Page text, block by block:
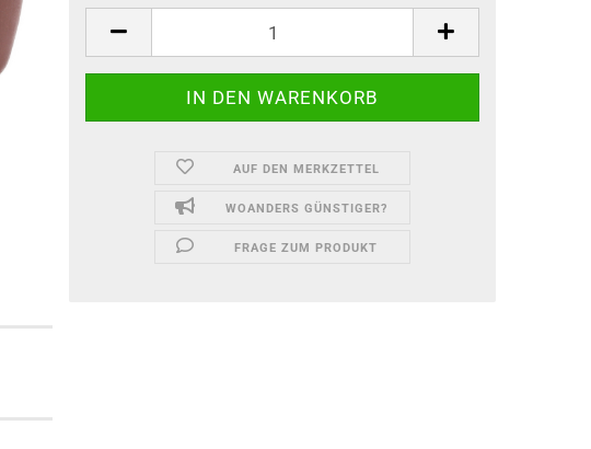
AUF DEN MERKZETTEL
WOANDERS GÜNSTIGER?
FRAGE ZUM PRODUKT